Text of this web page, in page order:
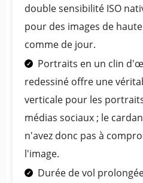
double sensibilité ISO
pour des images de
comme de jour.
Portraits en un clin
redessiné offre une
verticale pour les
médias sociaux ; le
n'avez donc pas à
l'image.
Durée de vol